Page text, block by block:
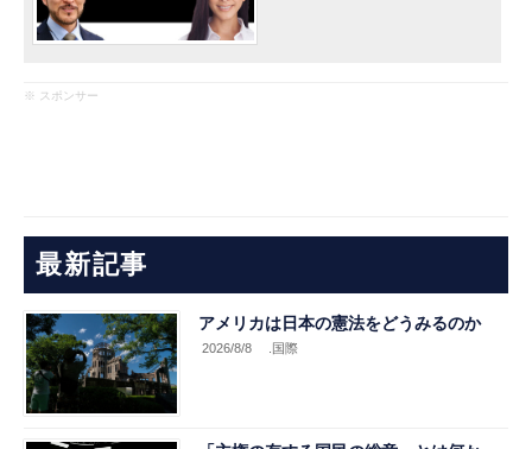
※ スポンサー
最新記事
アメリカは日本の憲法をどうみるのか
2026/8/8 .国際